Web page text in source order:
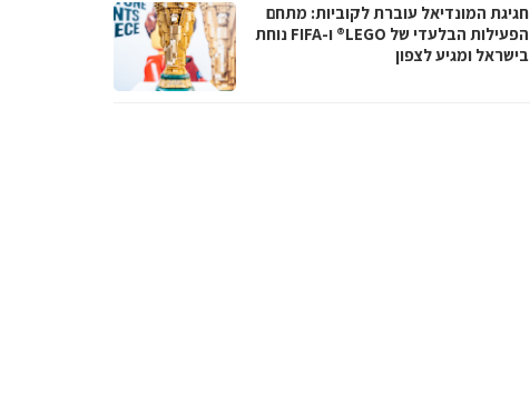
חגיגת המונדיאל עוברת לקוביות: מתחם
הפעילות הבלעדי של LEGO® ו-FIFA נוחת
בישראל ומגיע לצפון